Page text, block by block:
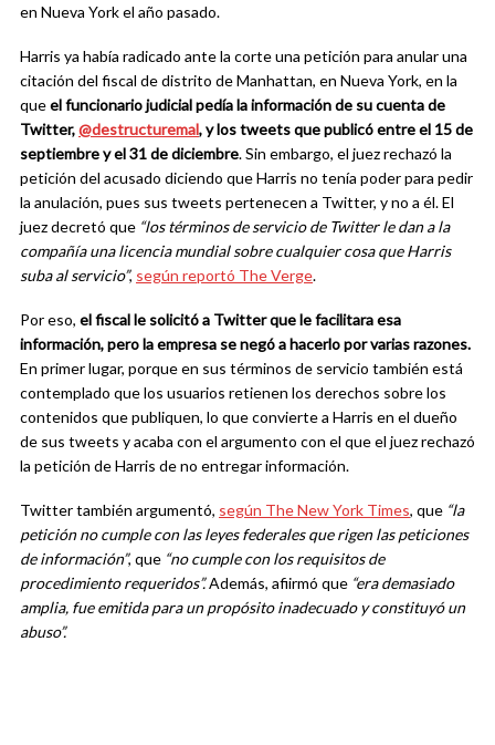
en Nueva York el año pasado.
Harris ya había radicado ante la corte una petición para anular una
citación del fiscal de distrito de Manhattan, en Nueva York, en la
queel funcionario judicial pedía la información de su cuenta de
Twitter,@destructuremal, y los tweets que publicó entre el 15 de
septiembre y el 31 de diciembre. Sin embargo, el juez rechazó la
petición del acusado diciendo que Harris no tenía poder para pedir
la anulación, pues sus tweets pertenecen a Twitter, y no a él. El
juez decretó que “los términos de servicio de Twitter le dan a la
compañía una licencia mundial sobre cualquier cosa que Harris
suba al servicio”, según reportó The Verge.
Por eso, el fiscal le solicitó a Twitter que le facilitara esa
información, pero la empresa se negó a hacerlo por varias razones.
En primer lugar, porque en sus términos de servicio también está
contemplado que los usuarios retienen los derechos sobre los
contenidos que publiquen, lo que convierte a Harris en el dueño
de sus tweets y acaba con el argumento con el que el juez rechazó
la petición de Harris de no entregar información.
Twitter también argumentó, según The New York Times, que “la
petición no cumple con las leyes federales que rigen las peticiones
de información”, que “no cumple con los requisitos de
procedimiento requeridos”.Además, afiirmó que “era demasiado
amplia, fue emitida para un propósito inadecuado y constituyó un
abuso”.